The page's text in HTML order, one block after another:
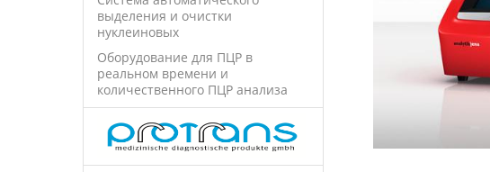
выделения и очистки
нуклеиновых
Оборудование для ПЦР в
реальном времени и
количественного ПЦР анализа